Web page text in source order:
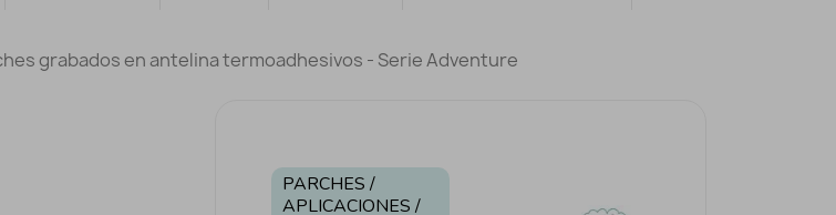
grabados en antelina termoadhesivos - Serie Adventure
PARCHES /
APLICACIONES /